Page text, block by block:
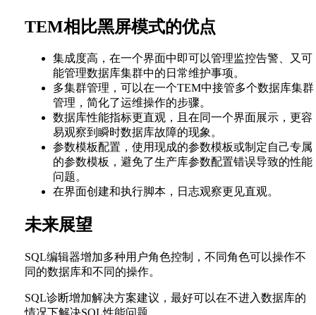
TEM相比黑屏模式的优点
集成度高，在一个界面中即可以管理监控告警、又可
能管理数据库集群中的日常维护事项。
多集群管理，可以在一个TEM中接管多个数据库集群
管理，简化了运维操作的步骤。
数据库性能指标更直观，且在同一个界面展示，更容
易观察到瞬时数据库故障的现象。
参数模板配置，使用现成的参数模板或制定自己专属
的参数模板，避免了生产库参数配置错误导致的性能
问题。
在界面创建和执行脚本，日志观察更见直观。
未来展望
SQL编辑器增加多种用户角色控制，不同角色可以操作不
同的数据库和不同的操作。
SQL诊断增加解决方案建议，最好可以在不进入数据库的